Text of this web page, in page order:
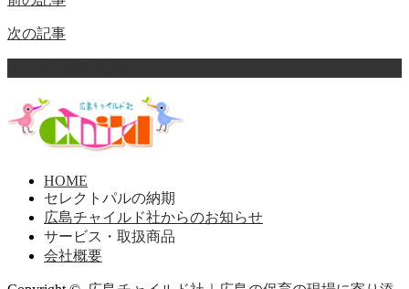
次の記事
HOME
セレクトパルの納期
広島チャイルド社からのお知らせ
サービス・取扱商品
会社概要